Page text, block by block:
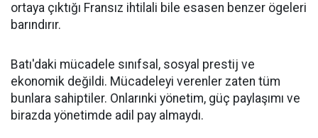
ortaya çıktığı Fransız ihtilali bile esasen benzer ögeleri
barındırır.
Batı'daki mücadele sınıfsal, sosyal prestij ve
ekonomik değildi. Mücadeleyi verenler zaten tüm
bunlara sahiptiler. Onlarınki yönetim, güç paylaşımı ve
birazda yönetimde adil pay almaydı.